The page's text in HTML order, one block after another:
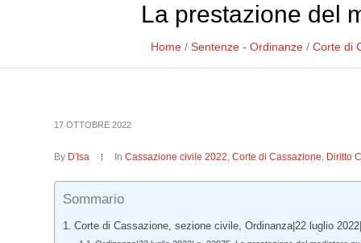
La prestazione del
Home / Sentenze - Ordinanze / Corte di
17 OTTOBRE 2022
By D'Isa InCassazione civile 2022,Corte di Cassazione, Diritto
Sommario
Corte di Cassazione, sezione civile, Ordinanza|22 luglio